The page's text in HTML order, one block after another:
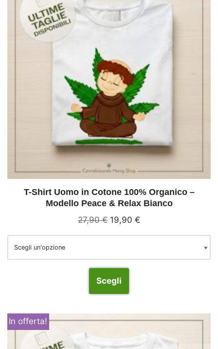
T-Shirt Uomo in Cotone 100% Organico –
Modello Peace & Relax Bianco
27,90€ 19,90 €
Scegli
In offerta!